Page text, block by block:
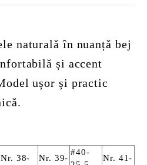
naturală în nuanță bej
și accent
ușor și practic
Nr. 38-
Nr. 39-
#40-
Nr. 41-